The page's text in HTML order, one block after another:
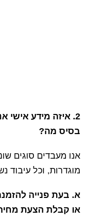
2. איזה מידע אישי
בסיס מה?
אנו מעבדים סוגים
מוגדרות, וכל עיבוד
א. בעת פנייה
או קבלת הצעת